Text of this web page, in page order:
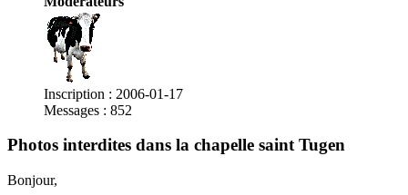
Inscription : 2006-01-17
Messages : 852
Photos interdites dans la chapelle saint Tugen
Bonjour,